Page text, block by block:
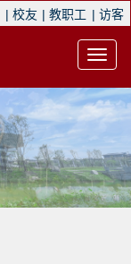
| 校友 | 教职工 | 访客